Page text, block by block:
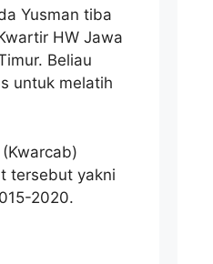
Yusman tiba
HW Jawa
Beliau
untuk melatih
tersebut yakni
2020.